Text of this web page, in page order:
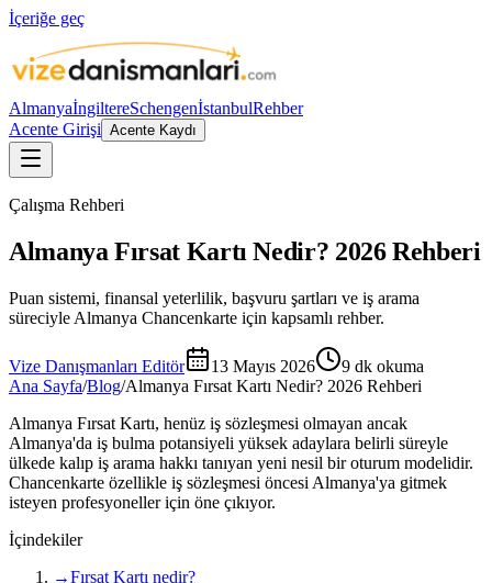
İçeriğe geç
AlmanyaİngiltereSchengenİstanbulRehber
Acente Girişi Acente Kaydı
Çalışma Rehberi
Almanya Fırsat Kartı Nedir? 2026 Rehberi
Puan sistemi, finansal yeterlilik, başvuru şartları ve iş arama
süreciyle Almanya Chancenkarte için kapsamlı rehber.
Vize Danışmanları Editör 13 Mayıs 2026 9 dk okuma
Ana Sayfa/Blog/Almanya Fırsat Kartı Nedir? 2026 Rehberi
Almanya Fırsat Kartı, henüz iş sözleşmesi olmayan ancak
Almanya'da iş bulma potansiyeli yüksek adaylara belirli süreyle
ülkede kalıp iş arama hakkı tanıyan yeni nesil bir oturum modelidir.
Chancenkarte özellikle iş sözleşmesi öncesi Almanya'ya gitmek
isteyen profesyoneller için öne çıkıyor.
İçindekiler
→Fırsat Kartı nedir?